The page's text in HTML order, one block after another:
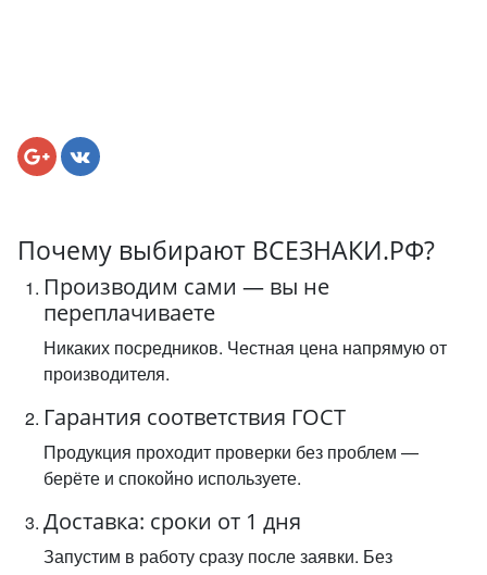
Почему выбирают ВСЕЗНАКИ.РФ?
Производим сами — вы не
переплачиваете
Никаких посредников. Честная цена напрямую от
производителя.
Гарантия соответствия ГОСТ
Продукция проходит проверки без проблем —
берёте и спокойно используете.
Доставка: сроки от 1 дня
Запустим в работу сразу после заявки. Без